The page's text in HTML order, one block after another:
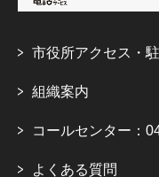
市役所アクセス・
組織案内
コールセンター：
よくある質問